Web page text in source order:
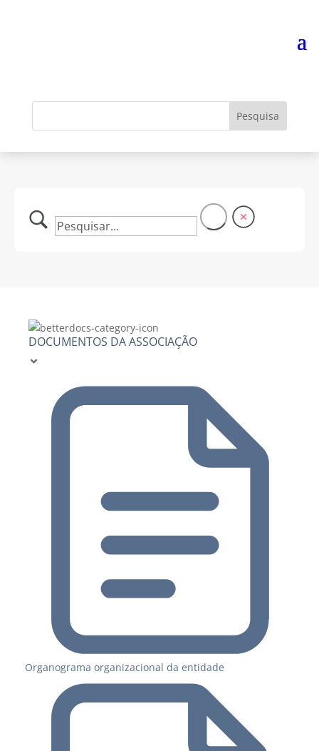
DOCUMENTOS DA ASSOCIAÇÃO
Organograma organizacional da entidade